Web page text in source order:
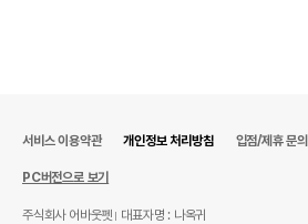
서비스 이용약관 개인정보 처리방침 입점/제휴 문의
PC버전으로 보기
주식회사 어바웃펫
대표자명 : 나옥귀